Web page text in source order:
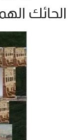
الحائك الهمداني 280